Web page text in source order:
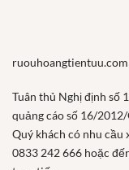
Tuân thủ Nghị định số
quảng cáo số 16/
Quý khách có nhu cầu
0833 242 666 hoặc